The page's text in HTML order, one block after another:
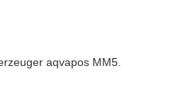
aqvapos MM5.